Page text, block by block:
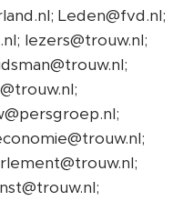
Leden@fvd.nl;
lezers@trouw.nl;